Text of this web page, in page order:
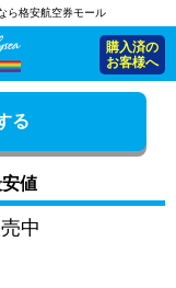
ら格安航空券モール
購入済の
お客様へ
る
値
中